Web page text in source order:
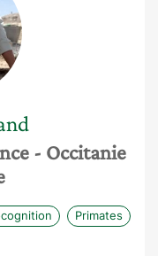
- Occitanie
Primates